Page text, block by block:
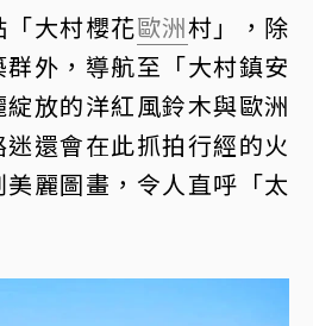
「大村櫻花歐洲村」，除
外，導航至「大村鎮安
放的洋紅風鈴木與歐洲
還會在此抓拍行經的火
麗圖畫，令人直呼「太